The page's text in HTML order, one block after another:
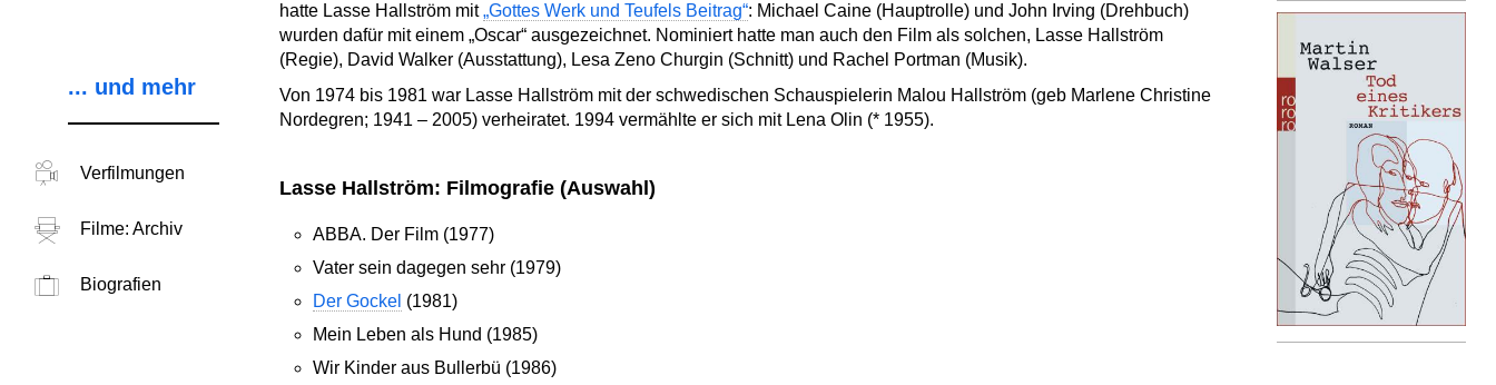
... und mehr
Verfilmungen
Filme: Archiv
Biografien
hatte Lasse Hallström mit„Gottes Werk und Teufels Beitrag“: Michael Caine (Hauptrolle) und John Irving (Drehbuch)
wurden dafür mit einem „Oscar“ ausgezeichnet. Nominiert hatte man auch den Film als solchen, Lasse Hallström
(Regie), David Walker (Ausstattung), Lesa Zeno Churgin (Schnitt) und Rachel Portman (Musik).
Von 1974 bis 1981 war Lasse Hallström mit der schwedischen Schauspielerin Malou Hallström (geb Marlene Christine
Nordegren; 1941 – 2005) verheiratet. 1994 vermählte er sich mit Lena Olin (* 1955).
Lasse Hallström: Filmografie (Auswahl)
ABBA. Der Film (1977)
Vater sein dagegen sehr (1979)
Der Gockel (1981)
Mein Leben als Hund (1985)
Wir Kinder aus Bullerbü (1986)